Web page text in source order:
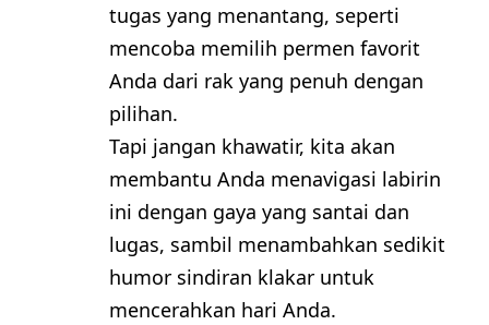
tugas yang menantang, seperti
mencoba memilih permen favorit
Anda dari rak yang penuh dengan
pilihan.
Tapi jangan khawatir, kita akan
membantu Anda menavigasi labirin
ini dengan gaya yang santai dan
lugas, sambil menambahkan sedikit
humor sindiran klakar untuk
mencerahkan hari Anda.